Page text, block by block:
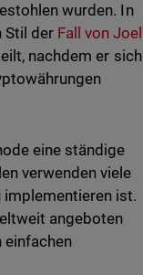
wurden. In
Stil der Fall von Joel
nachdem er sich
eine ständige
verwenden viele
implementieren ist.
angeboten
einfachen